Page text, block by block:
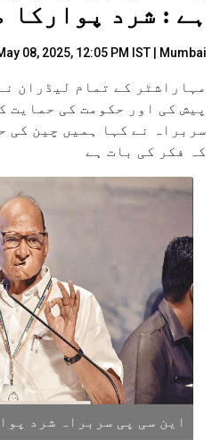
ہے : شرد پوارکا
08, 2025, 12:05 PM IST | Mumbai
مہاراشٹر کے تمام لیڈران
پیش کی اور حکومت کی حمایت
سربراہ نے کہا ہمیں چین کی
کہ فکر کی بات ہے
این سی پی سربراہ شرد